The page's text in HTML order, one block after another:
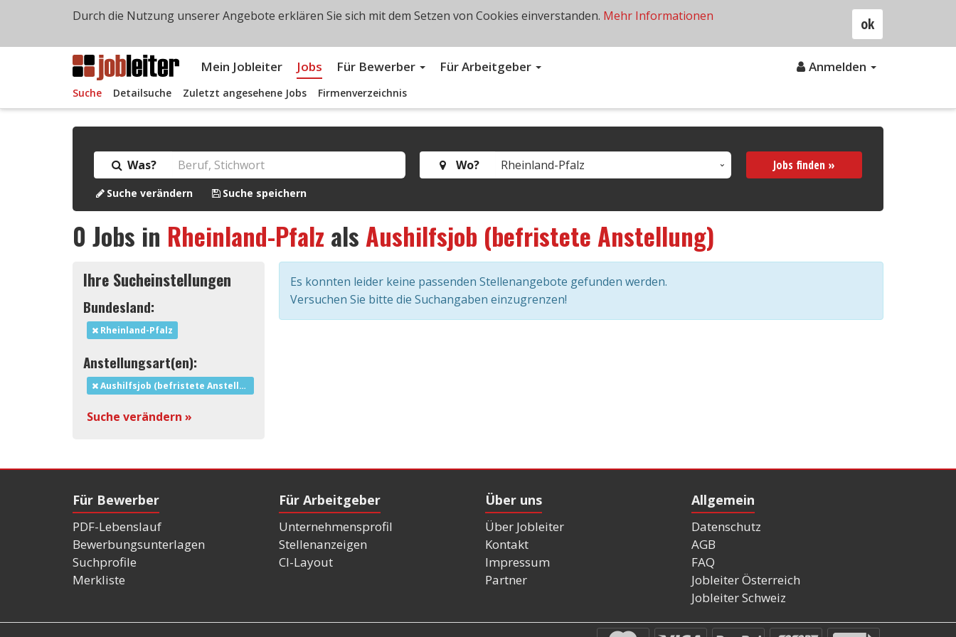
Mein Jobleiter Jobs Für Bewerber Für Arbeitgeber Anmelden
Suche Detailsuche Zuletzt angesehene Jobs Firmenverzeichnis
Was? Wo? Jobs finden »
Suche verändern Suche speichern
0 Jobs in Rheinland-Pfalz als Aushilfsjob (befristete Anstellung)
Ihre Sucheinstellungen
Bundesland:
Rheinland-Pfalz
Anstellungsart(en):
Aushilfsjob (befristete Anstellung)
Suche verändern »
Es konnten leider keine passenden Stellenangebote gefunden werden.
Versuchen Sie bitte die Suchangaben einzugrenzen!
Für Bewerber
PDF-Lebenslauf
Bewerbungsunterlagen
Suchprofile
Merkliste
Für Arbeitgeber
Unternehmensprofil
Stellenanzeigen
CI-Layout
Über uns
Über Jobleiter
Kontakt
Impressum
Partner
Allgemein
Datenschutz
AGB
FAQ
Jobleiter Österreich
Jobleiter Schweiz
ok
Durch die Nutzung unserer Angebote erklären Sie sich mit dem Setzen von Cookies einverstanden. Mehr Informationen